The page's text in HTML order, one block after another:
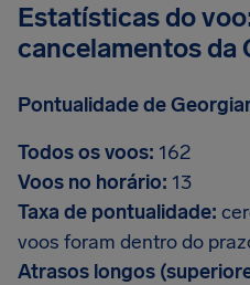
Estatísticas do
cancelamentos da
Pontualidade de
Todos os voos: 162
Voos no horário: 13
Taxa de pontualidade:
voos foram dentro do
Atrasos longos